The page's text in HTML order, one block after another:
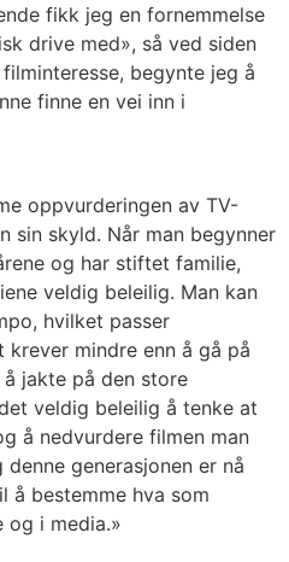
fikk jeg en fornemmelse
drive med», så ved siden
begynte jeg å
finne en vei inn i
oppvurderingen av TV-
sin skyld. Når man begynner
og har stiftet familie,
veldig beleilig. Man kan
hvilket passer
mindre enn å gå på
jakte på den store
veldig beleilig å tenke at
å nedvurdere filmen man
generasjonen er nå
å bestemme hva som
og i media.»